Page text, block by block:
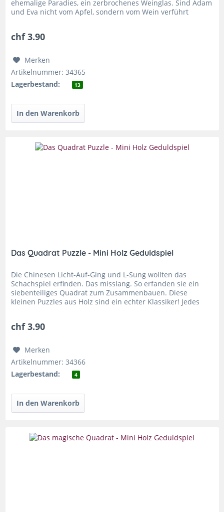
ehemalige Paradies, ein zerbrochenes Weinglas. Sind Adam
und Eva nicht vom Apfel, sondern vom Wein verführt
chf 3.90
Merken
Artikelnummer: 34365
Lagerbestand:
13
Das Quadrat Puzzle - Mini Holz Geduldspiel
Die Chinesen Licht-Auf-Ging und L-Sung wollten das
Schachspiel erfinden. Das misslang. So erfanden sie ein
siebenteiliges Quadrat zum Zusammenbauen. Diese
kleinen Puzzles aus Holz sind ein echter Klassiker! Jedes
chf 3.90
Merken
Artikelnummer: 34366
Lagerbestand:
4